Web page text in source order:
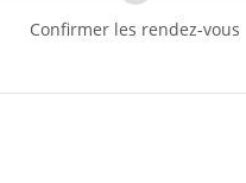
Confirmer les rendez-vous